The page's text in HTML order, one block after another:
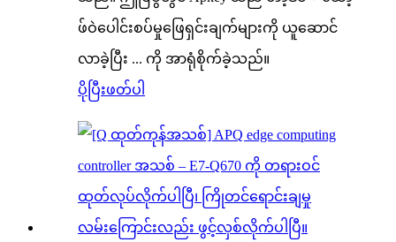
ဖ်ဝဲပေါင်းစပ်မှုဖြေရှင်းချက်များကို ယူဆောင်
လာခဲ့ပြီး ... ကို အာရုံစိုက်ခဲ့သည်။
ပိုပြီးဖတ်ပါ